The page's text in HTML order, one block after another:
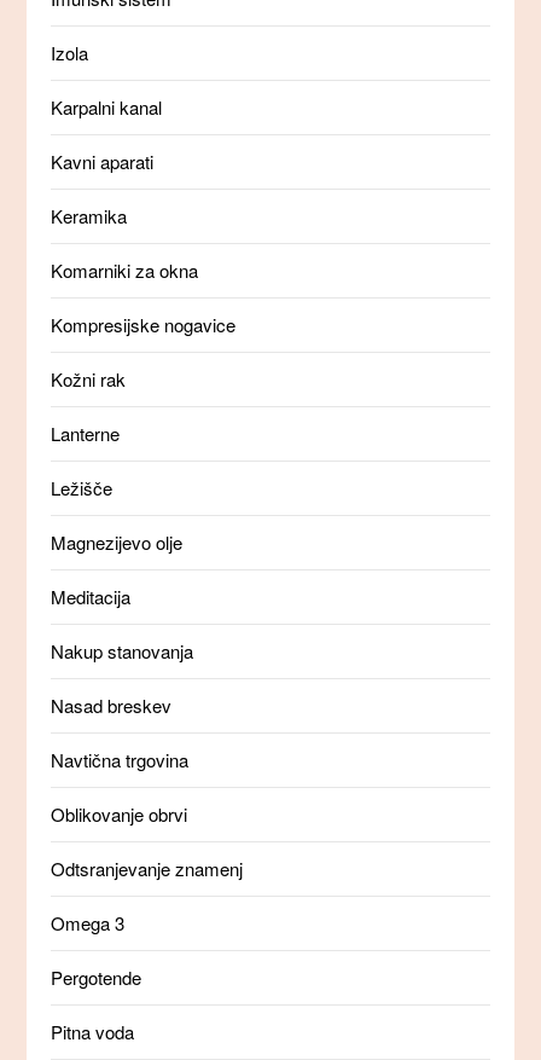
Izola
Karpalni kanal
Kavni aparati
Keramika
Komarniki za okna
Kompresijske nogavice
Kožni rak
Lanterne
Ležišče
Magnezijevo olje
Meditacija
Nakup stanovanja
Nasad breskev
Navtična trgovina
Oblikovanje obrvi
Odtsranjevanje znamenj
Omega 3
Pergotende
Pitna voda